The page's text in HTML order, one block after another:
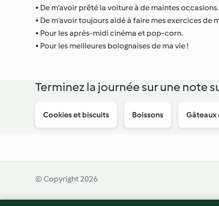
• De m’avoir prêté la voiture à de maintes occasions.
• De m’avoir toujours aidé à faire mes exercices de
• Pour les après-midi cinéma et pop-corn.
• Pour les meilleures bolognaises de ma vie !
Terminez la journée sur une note
Cookies et biscuits Boissons Gâteaux
© Copyright 2026